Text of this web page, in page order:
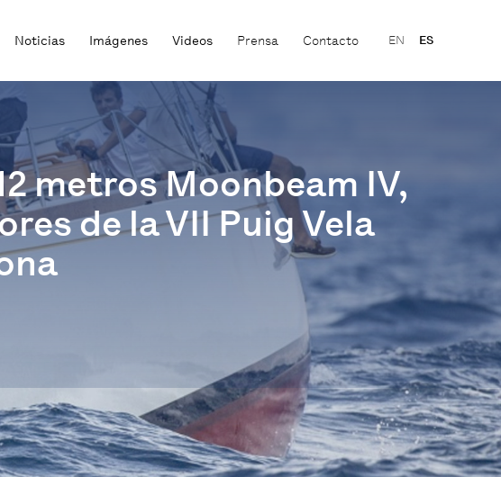
Noticias Imágenes Videos Prensa Contacto EN ES
metros Moonbeam IV,
de la VII Puig Vela